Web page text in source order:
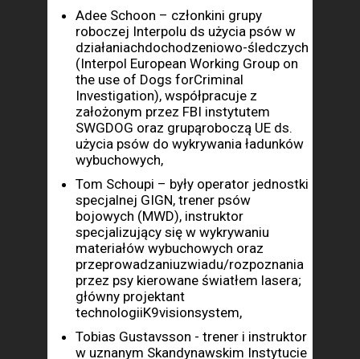
Adee Schoon – członkini grupy
roboczej Interpolu ds użycia psów w
działaniachdochodzeniowo-śledczych
(Interpol European Working Group on
the use of Dogs forCriminal
Investigation), współpracuje z
założonym przez FBI instytutem
SWGDOG oraz grupąroboczą UE ds.
użycia psów do wykrywania ładunków
wybuchowych,
Tom Schoupi – były operator jednostki
specjalnej GIGN, trener psów
bojowych (MWD), instruktor
specjalizujący się w wykrywaniu
materiałów wybuchowych oraz
przeprowadzaniuzwiadu/rozpoznania
przez psy kierowane światłem lasera;
główny projektant
technologiiK9visionsystem,
Tobias Gustavsson - trener i instruktor
w uznanym Skandynawskim Instytucie